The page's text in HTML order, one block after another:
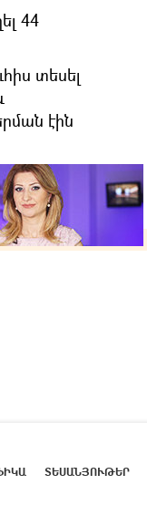
44
տեսել
էին
ՏԵՍԱՆՅՈՒԹԵՐ